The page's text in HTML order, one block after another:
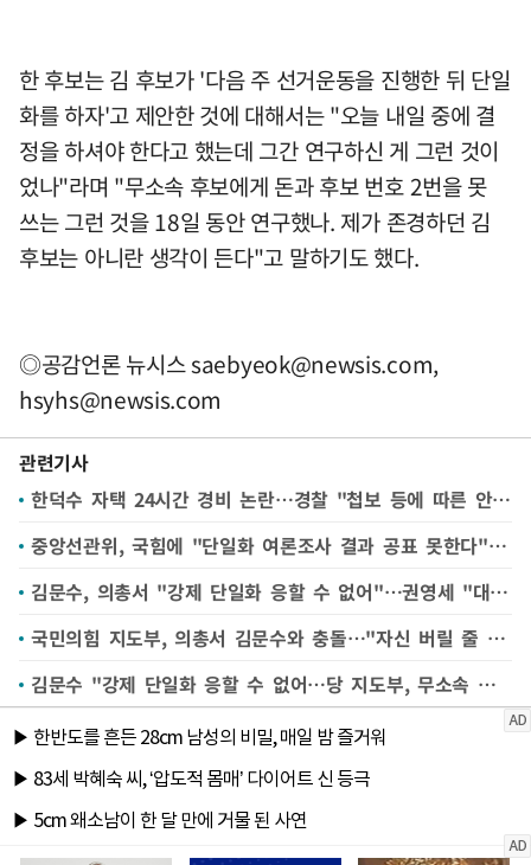
한 후보는 김 후보가 '다음 주 선거운동을 진행한 뒤 단일
화를 하자'고 제안한 것에 대해서는 "오늘 내일 중에 결
정을 하셔야 한다고 했는데 그간 연구하신 게 그런 것이
었나"라며 "무소속 후보에게 돈과 후보 번호 2번을 못
쓰는 그런 것을 18일 동안 연구했나. 제가 존경하던 김
후보는 아니란 생각이 든다"고 말하기도 했다.
◎공감언론 뉴시스saebyeok@newsis.com,
hsyhs@newsis.com
관련기사
한덕수 자택 24시간 경비 논란…경찰 "첩보 등에 따른 안전 관리"
중앙선관위, 국힘에 "단일화 여론조사 결과 공표 못한다" 답변
김문수, 의총서 "강제 단일화 응할 수 없어"…권영세 "대단히 실망"(종합)
국민의힘 지도부, 의총서 김문수와 충돌…"자신 버릴 줄 알아야"
김문수 "강제 단일화 응할 수 없어…당 지도부, 무소속 후보가 되도록 작업"